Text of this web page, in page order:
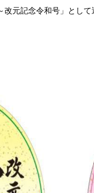
元記念令和号」として